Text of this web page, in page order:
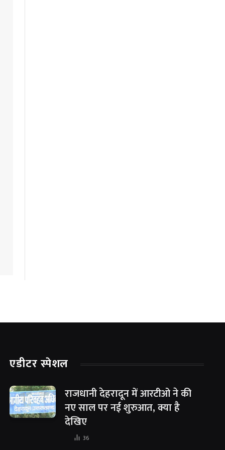
एडीटर स्पेशल
राजधानी देहरादून में आरटीओ ने की
नए साल पर नई शुरुआत, क्या है
देखिए
36